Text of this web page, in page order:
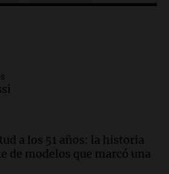
accidente en Mendoza:
un puente
en Mendoza: un muerto
tras caer dos autos desde
llegará esta noche a
a su familia
a los 51 años: la historia
de modelos que marcó una